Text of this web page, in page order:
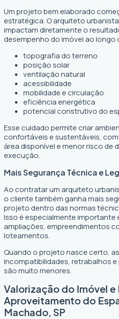
Um projeto bem elaborado
estratégica. O arquiteto
impactam diretamente o
desempenho do imóvel ao longo
topografia do terreno
posição solar
ventilação natural
acessibilidade
mobilidade e circulação
eficiência energética
potencial construtivo do
Esse cuidado permite criar
confortáveis e sustentáveis,
área disponível e menor risco de
execução.
Mais Segurança Técnica e
Ao contratar um arquiteto
o cliente também ganha mais
projeto dentro das normas
Isso é especialmente importante
ampliações, empreendimentos
loteamentos.
Quando o projeto nasce certo,
incompatibilidades, retrabalhos
são muito menores.
Valorização do Imóvel e
Aproveitamento do
Machado, SP